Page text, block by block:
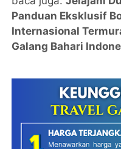
Panduan Eksklusif
Internasional
Galang Bahari